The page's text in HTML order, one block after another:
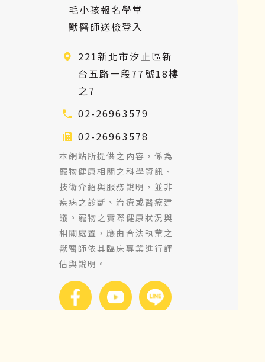
毛小孩報名學堂
獸醫師送檢登入
221新北市汐止區新
台五路一段77號18樓
之7
02-26963579
02-26963578
本網站所提供之內容，係為
寵物健康相關之科學資訊、
技術介紹與服務說明，並非
疾病之診斷、治療或醫療建
議。寵物之實際健康狀況與
相關處置，應由合法執業之
獸醫師依其臨床專業進行評
估與說明。